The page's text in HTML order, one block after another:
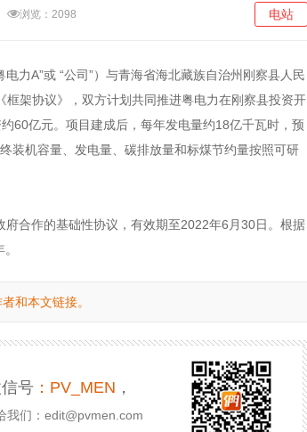
浏览：2098 电站
力A”或 “公司”）与青海省海北藏族自治州刚察县人民
框架协议》，双方计划共同推进粤电力在刚察县投资开
60亿元。项目建成后，每年发电量约18亿千瓦时，预
装机容量、发电量、碳排放量和标煤节约量按照可研
合作的基础性协议，有效期至2022年6月30日。根据
和本文链接。
号 ：PV_MEN ，
我们：edit@pvmen.com